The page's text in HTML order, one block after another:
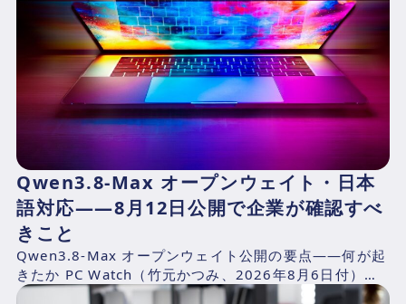
Qwen3.8-Max オープンウェイト・日本
語対応——8月12日公開で企業が確認すべ
きこと
Qwen3.8-Max オープンウェイト公開の要点——何が起
きたか PC Watch（竹元かつみ、2026年8月6日付）の
報道によれば、AlibabaのQwen...